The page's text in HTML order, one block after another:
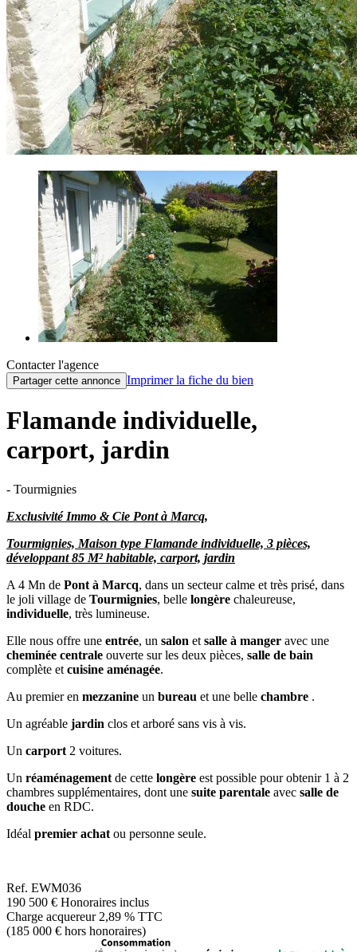
Contacter l'agence
Partager cette annonce Imprimer la fiche du bien
Flamande individuelle,
carport, jardin
- Tourmignies
Exclusivité Immo & Cie Pont à Marcq,
Tourmignies, Maison type Flamande individuelle, 3 pièces,
développant 85 M² habitable, carport, jardin
A 4 Mn de Pont à Marcq, dans un secteur calme et très prisé, dans
le joli village de Tourmignies, belle longère chaleureuse,
individuelle, très lumineuse.
Elle nous offre une entrée, un salon et salle à manger avec une
cheminée centrale ouverte sur les deux pièces, salle de bain
complète et cuisine aménagée.
Au premier en mezzanine un bureau et une belle chambre .
Un agréable jardin clos et arboré sans vis à vis.
Un carport 2 voitures.
Un réaménagement de cette longère est possible pour obtenir 1 à 2
chambres supplémentaires, dont une suite parentale avec salle de
douche en RDC.
Idéal premier achat ou personne seule.
Ref. EWM036
190 500 € Honoraires inclus
Charge acquereur 2,89 % TTC
(185 000 € hors honoraires)